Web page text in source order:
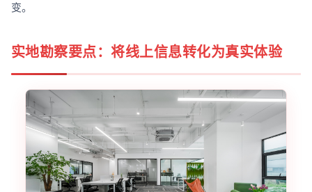
变。
实地勘察要点：将线上信息转化为真实体验